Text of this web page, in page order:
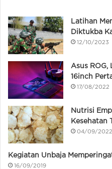
Latihan
Diktukba
12/10/2023
Asus
16inch
17/08/2022
Nutrisi
Kesehatan
04/09/2022
Kegiatan Unbaja
16/09/2019